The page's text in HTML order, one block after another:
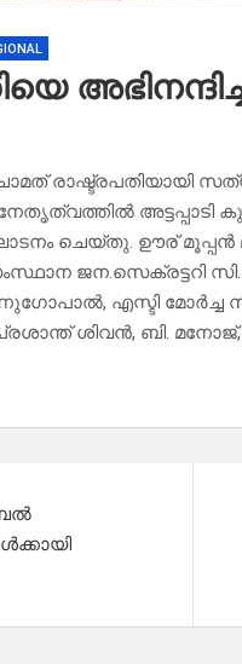
നേതൃത്വത്തില്‍
ചെയ്തു. ഊര്
ജന.സെക്രട്ടറി
എസ്ടി മോര്‍ച്ച
ശിവന്‍, ബി. മനോജ്,